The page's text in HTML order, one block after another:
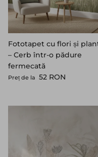
Fototapet cu flori și
– Cerb într-o pădure
fermecată
Preț standard
Preț de la 52 RON